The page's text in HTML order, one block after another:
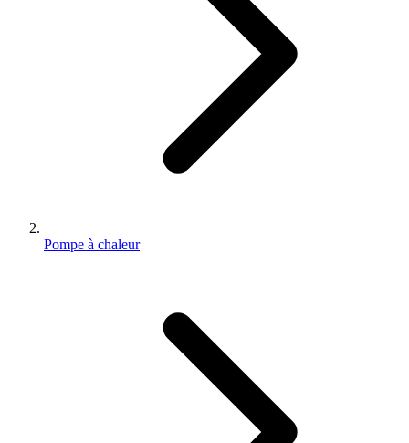
Pompe à chaleur